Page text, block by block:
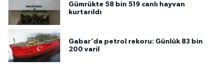
Gümrükte 58 bin 519 canlı hayvan
kurtarıldı
Gabar'da petrol rekoru: Günlük 83 bin
200 varil